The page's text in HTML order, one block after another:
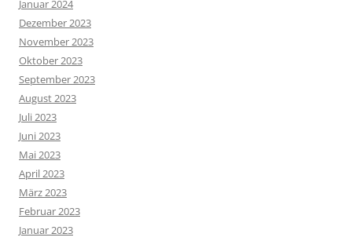
Januar 2024
Dezember 2023
November 2023
Oktober 2023
September 2023
August 2023
Juli 2023
Juni 2023
Mai 2023
April 2023
März 2023
Februar 2023
Januar 2023